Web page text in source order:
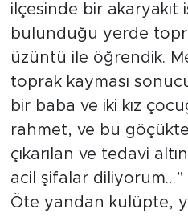
ilçesinde bir akaryakıt
bulunduğu yerde
üzüntü ile öğrendik.
toprak kayması
bir baba ve iki kız
rahmet, ve bu
çıkarılan ve tedavi
acil şifalar diliyorum…”
Öte yandan kulüpte,